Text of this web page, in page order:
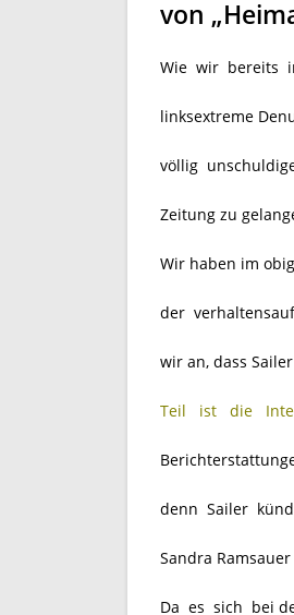
von
Wie wir bereits
linksextreme
völlig
Zeitung zu
Wir haben im
der
wir an, dass
Teil ist die
denn Sailer
Sandra
Da es sich bei